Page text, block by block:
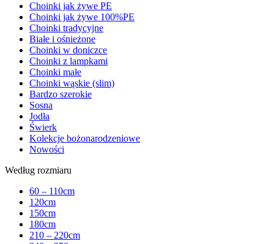
Choinki jak żywe PE
Choinki jak żywe 100%PE
Choinki tradycyjne
Białe i ośnieżone
Choinki w doniczce
Choinki z lampkami
Choinki małe
Choinki wąskie (slim)
Bardzo szerokie
Sosna
Jodła
Świerk
Kolekcje bożonarodzeniowe
Nowości
Według rozmiaru
60 – 110cm
120cm
150cm
180cm
210 – 220cm